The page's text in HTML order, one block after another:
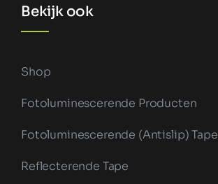
Bekijk ook
Shop
Fotoluminescerende Producten
Fotoluminescerende (antislip) Tape
Reflecterende Tape